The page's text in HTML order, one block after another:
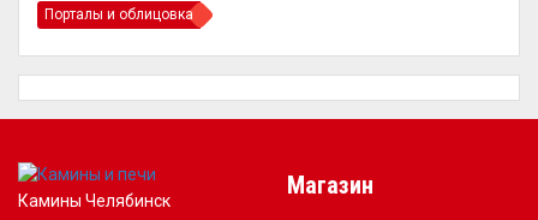
Порталы и облицовка
Камины Челябинск
Магазин